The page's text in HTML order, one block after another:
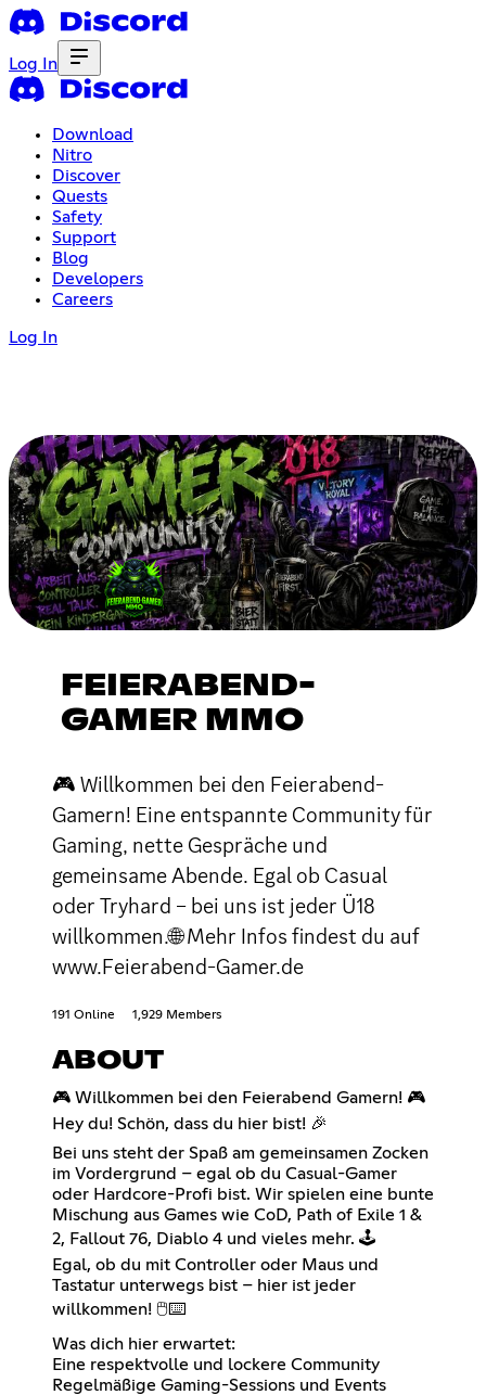
Log In
Download
Nitro
Discover
Quests
Safety
Support
Blog
Developers
Careers
Log In
FEIERABEND-
GAMER MMO
🎮 Willkommen bei den Feierabend-
Gamern! Eine entspannte Community für
Gaming, nette Gespräche und
gemeinsame Abende. Egal ob Casual
oder Tryhard – bei uns ist jeder Ü18
willkommen.🌐 Mehr Infos findest du auf
www.Feierabend-Gamer.de
191 Online 1,929 Members
ABOUT
🎮 Willkommen bei den Feierabend Gamern! 🎮
Hey du! Schön, dass du hier bist! 🎉
Bei uns steht der Spaß am gemeinsamen Zocken
im Vordergrund – egal ob du Casual-Gamer
oder Hardcore-Profi bist. Wir spielen eine bunte
Mischung aus Games wie CoD, Path of Exile 1 &
2, Fallout 76, Diablo 4 und vieles mehr. 🕹️
Egal, ob du mit Controller oder Maus und
Tastatur unterwegs bist – hier ist jeder
willkommen! 🖱️⌨️
Was dich hier erwartet:
Eine respektvolle und lockere Community
Regelmäßige Gaming-Sessions und Events